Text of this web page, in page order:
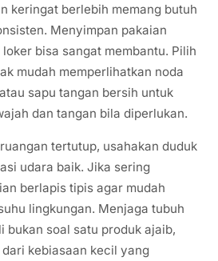
keringat berlebih memang butuh
Menyimpan pakaian
bisa sangat membantu. Pilih
mudah memperlihatkan noda
sapu tangan bersih untuk
dan tangan bila diperlukan.
tertutup, usahakan duduk
udara baik. Jika sering
berlapis tipis agar mudah
lingkungan. Menjaga tubuh
bukan soal satu produk ajaib,
kebiasaan kecil yang